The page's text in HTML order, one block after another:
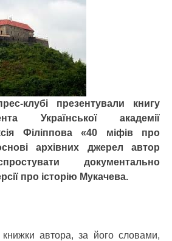
клубі презентували книгу
Української академії
Філіппова «40 міфів про
архівних джерел автор
документально
про історію Мукачева.
автора, за його словами,